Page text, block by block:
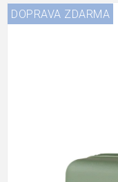
DOPRAVA ZDARMA